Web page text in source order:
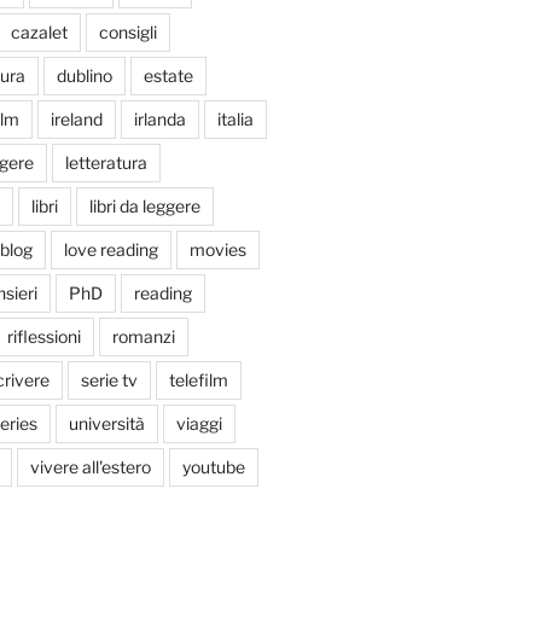
cazalet consigli
dublino estate
ireland irlanda italia
letteratura
libri libri da leggere
love reading movies
PhD reading
riflessioni romanzi
serie tv telefilm
università viaggi
vivere all'estero youtube